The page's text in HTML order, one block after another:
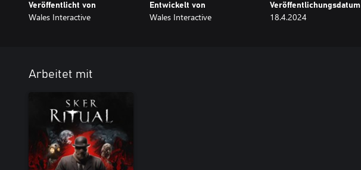
Veröffentlicht von
Wales Interactive
Entwickelt von
Wales Interactive
Veröffentlichungsdatum
18.4.2024
Arbeitet mit